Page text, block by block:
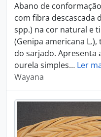
Abano de
com fibra descascada
spp.) na cor natural e
(Genipa americana
do sarjado. Apresenta
ourela simples… Ler
Wayana